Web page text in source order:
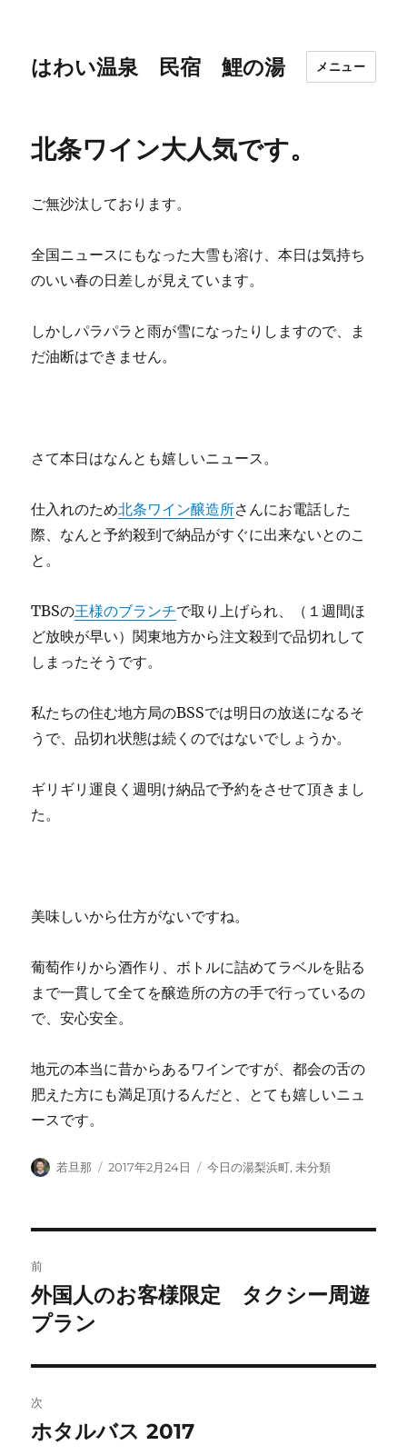
はわい温泉 民宿 鯉の湯 メニュー
北条ワイン大人気です。
ご無沙汰しております。
全国ニュースにもなった大雪も溶け、本日は気持ち
のいい春の日差しが見えています。
しかしパラパラと雨が雪になったりしますので、ま
だ油断はできません。
さて本日はなんとも嬉しいニュース。
仕入れのため北条ワイン醸造所さんにお電話した
際、なんと予約殺到で納品がすぐに出来ないとのこ
と。
TBSの王様のブランチで取り上げられ、（１週間ほ
ど放映が早い）関東地方から注文殺到で品切れして
しまったそうです。
私たちの住む地方局のBSSでは明日の放送になるそ
うで、品切れ状態は続くのではないでしょうか。
ギリギリ運良く週明け納品で予約をさせて頂きまし
た。
美味しいから仕方がないですね。
葡萄作りから酒作り、ボトルに詰めてラベルを貼る
まで一貫して全てを醸造所の方の手で行っているの
で、安心安全。
地元の本当に昔からあるワインですが、都会の舌の
肥えた方にも満足頂けるんだと、とても嬉しいニュ
ースです。
投
若旦那
投
2017年2月24日
カ
今日の湯梨浜町, 未分類
稿
ナ
ビ
ゲ
ー
前
前
の
稿:
外国人のお客様限定 タクシー周遊
プラン
次
次
ホタルバス 2017